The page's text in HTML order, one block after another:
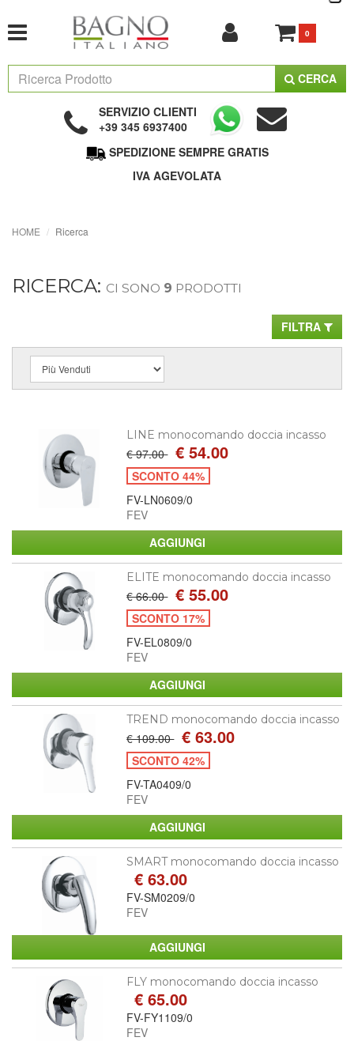
0
CERCA
SERVIZIO CLIENTI
+39 345 6937400
SPEDIZIONE SEMPRE GRATIS
IVA AGEVOLATA
HOME Ricerca
RICERCA: CI SONO 9 PRODOTTI
FILTRA
LINE monocomando doccia incasso
€ 97.00 € 54.00
SCONTO 44%
FV-LN0609/0
FEV
ELITE monocomando doccia incasso
€ 66.00 € 55.00
SCONTO 17%
FV-EL0809/0
FEV
TREND monocomando doccia incasso
€ 109.00 € 63.00
SCONTO 42%
FV-TA0409/0
FEV
SMART monocomando doccia incasso
€ 63.00
FV-SM0209/0
FEV
FLY monocomando doccia incasso
€ 65.00
FV-FY1109/0
FEV